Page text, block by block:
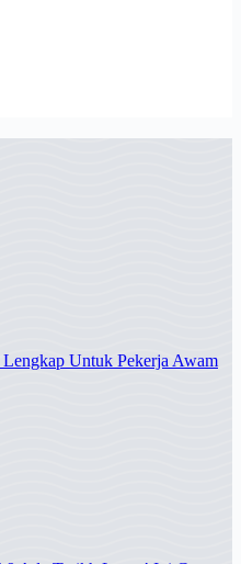
Untuk Pekerja Awam